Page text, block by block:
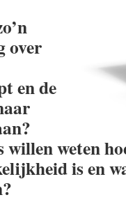
over
en de
weten
is en